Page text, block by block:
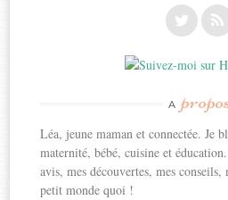
A
Léa, jeune maman et connectée. Je
maternité, bébé, cuisine et
avis, mes découvertes, mes conseils,
petit monde quoi !